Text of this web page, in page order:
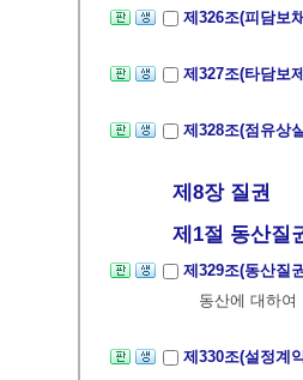
제326조(피담보
제327조(타담보
제328조(점유상
제8장 질권
제1절 동산질
제329조(동산질
동산에 대하
제330조(설정계